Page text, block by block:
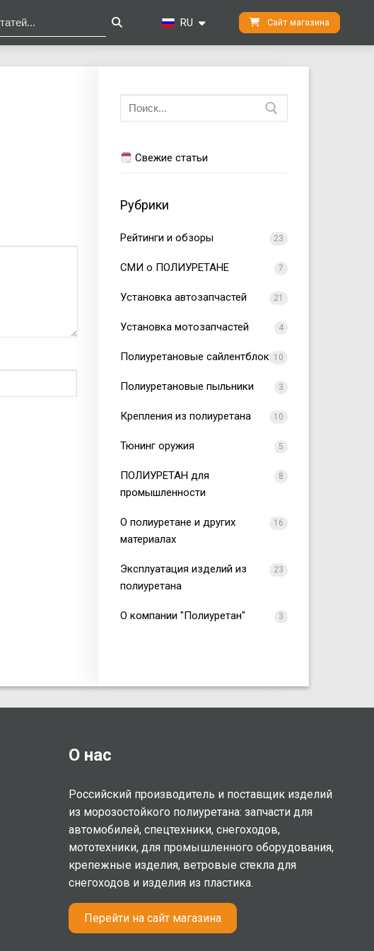
RU Сайт магазина
Искать:
Свежие статьи
Рубрики
Рейтинги и обзоры 23
СМИ о ПОЛИУРЕТАНЕ 7
Установка автозапчастей 21
Установка мотозапчастей 4
Полиуретановые сайлентблоки10
Полиуретановые пыльники 3
Крепления из полиуретана 10
Тюнинг оружия 5
ПОЛИУРЕТАН для
промышленности
8
О полиуретане и других
материалах
16
Эксплуатация изделий из
полиуретана
23
О компании "Полиуретан" 3
О нас
Российский производитель и поставщик изделий
из морозостойкого полиуретана: запчасти для
автомобилей, спецтехники, снегоходов,
мототехники, для промышленного оборудования,
крепежные изделия, ветровые стекла для
снегоходов и изделия из пластика.
Перейти на сайт магазина